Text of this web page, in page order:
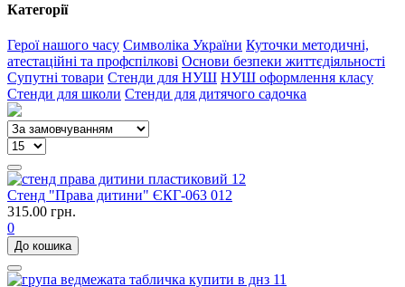
Категорії
Герої нашого часу Символіка України Куточки методичні,
атестаційні та профспілкові Основи безпеки життєдіяльності
Супутні товари Стенди для НУШ НУШ оформлення класу
Стенди для школи Стенди для дитячого садочка
Стенд "Права дитини" ЄКГ-063 012
315.00 грн.
0
До кошика